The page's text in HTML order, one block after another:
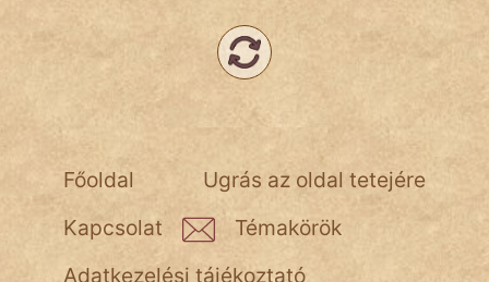
vörös ördög
NapHold
Név nélkül
pszichopati
szegény legény
Ugrás az oldal tetejére
Főoldal
Kapcsolat
Témakörök
Adatkezelési tájékoztató